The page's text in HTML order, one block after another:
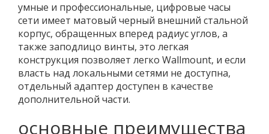
умные и профессиональные, цифровые часы
сети имеет матовый черный внешний стальной
корпус, обращенных вперед радиус углов, а
также заподлицо винты, это легкая
конструкция позволяет легко Wallmount, и если
власть над локальными сетями не доступна,
отдельный адаптер доступен в качестве
дополнительной части.
основные преимущества